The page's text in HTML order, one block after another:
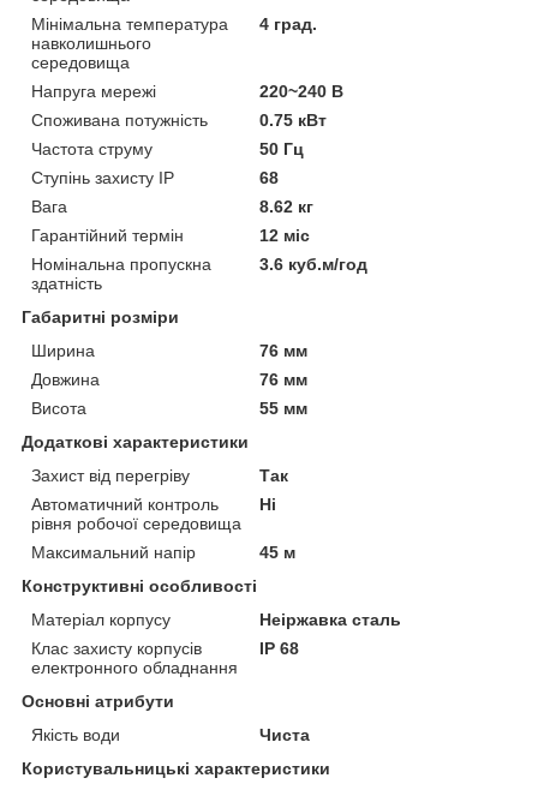
Мінімальна температура
навколишнього
середовища
4 град.
Напруга мережі
220~240 В
Споживана потужність
0.75 кВт
Частота струму
50 Гц
Ступінь захисту IP
68
Вага
8.62 кг
Гарантійний термін
12 міс
Номінальна пропускна
здатність
3.6 куб.м/год
Габаритні розміри
Ширина
76 мм
Довжина
76 мм
Висота
55 мм
Додаткові характеристики
Захист від перегріву
Так
Автоматичний контроль
рівня робочої середовища
Ні
Максимальний напір
45 м
Конструктивні особливості
Матеріал корпусу
Неіржавка сталь
Клас захисту корпусів
електронного обладнання
IP 68
Основні атрибути
Якість води
Чиста
Користувальницькі характеристики